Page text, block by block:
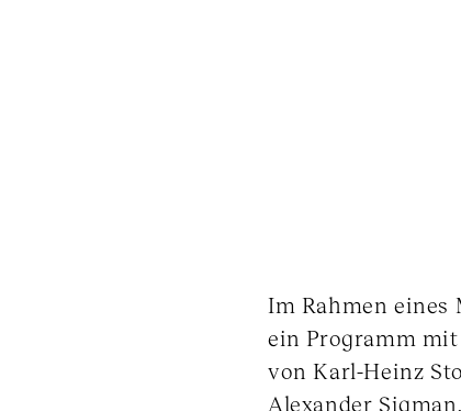
Im Rahmen eines
ein Programm
von Karl-Heinz
Alexander Sigman.